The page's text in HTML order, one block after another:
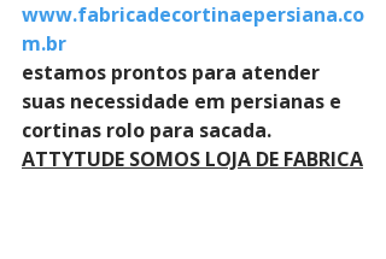
www.fabricadecortinaepersiana.co
m.br
estamos prontos para atender
suas necessidade em persianas e
cortinas rolo para sacada.
ATTYTUDE SOMOS LOJA DE FABRICA